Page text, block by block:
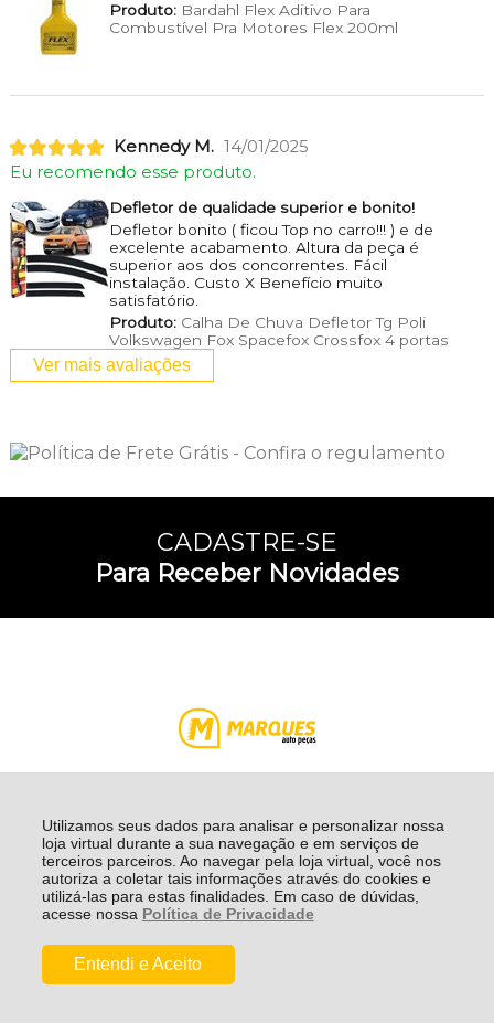
Utilizamos seus dados para analisar e personalizar nossa
loja virtual durante a sua navegação e em serviços de
terceiros parceiros. Ao navegar pela loja virtual, você nos
autoriza a coletar tais informações através do cookies e
utilizá-las para estas finalidades. Em caso de dúvidas,
acesse nossa Política de Privacidade
Entendi e Aceito
Produto:Bardahl Flex Aditivo Para
Combustível Pra Motores Flex 200ml
Kennedy M. 14/01/2025
Eu recomendo esse produto.
Defletor de qualidade superior e bonito!
Defletor bonito ( ficou Top no carro!!! ) e de
excelente acabamento. Altura da peça é
superior aos dos concorrentes. Fácil
instalação. Custo X Benefício muito
satisfatório.
Produto:Calha De Chuva Defletor Tg Poli
Volkswagen Fox Spacefox Crossfox 4 portas
Ver mais avaliações
CADASTRE-SE
Para Receber Novidades
Entrega | Rastrear Pedido
Institucional
R$ 47,30Por: R$ 44,53